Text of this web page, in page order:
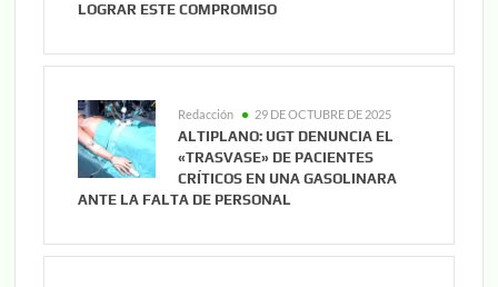
LOGRAR ESTE COMPROMISO
Redacción 29 DE OCTUBRE DE 2025
ALTIPLANO: UGT DENUNCIA EL
«TRASVASE» DE PACIENTES
CRÍTICOS EN UNA GASOLINARA
ANTE LA FALTA DE PERSONAL